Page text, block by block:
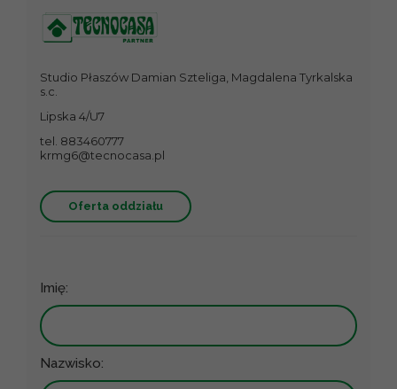
Studio Płaszów Damian Szteliga, Magdalena Tyrkalska
s.c.
Lipska 4/U7
tel. 883460777
krmg6@tecnocasa.pl
Oferta oddziału
Imię:
Nazwisko: